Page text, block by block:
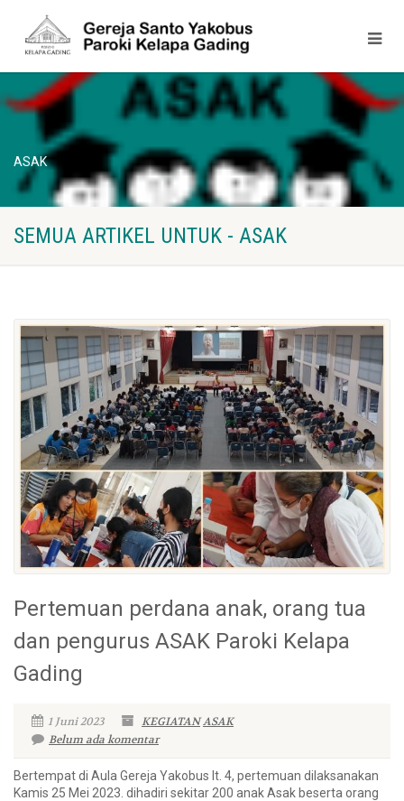
ASAK
SEMUA ARTIKEL UNTUK - ASAK
Pertemuan perdana anak, orang tua
dan pengurus ASAK Paroki Kelapa
Gading
1 Juni 2023 KEGIATANASAK
Belum ada komentar
Bertempat di Aula Gereja Yakobus lt. 4, pertemuan dilaksanakan
Kamis 25 Mei 2023. dihadiri sekitar 200 anak Asak beserta orang